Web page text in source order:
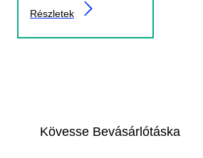
Részletek
Kövesse Bevásárlótáska